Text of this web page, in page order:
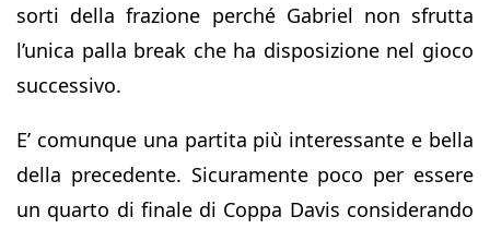
sorti della frazione perché Gabriel non sfrutta
l’unica palla break che ha disposizione nel gioco
successivo.
E’ comunque una partita più interessante e bella
della precedente. Sicuramente poco per essere
un quarto di finale di Coppa Davis considerando